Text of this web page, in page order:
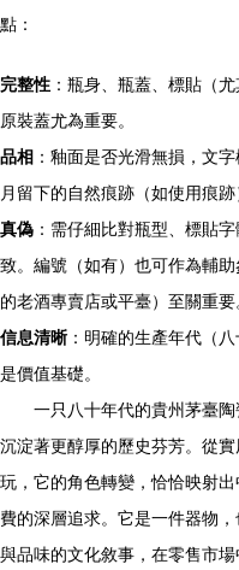
點：
完整性 ：瓶身、瓶蓋、標貼（
原裝蓋尤為重要。
品相 ：釉面是否光滑無損，文
月留下的自然痕跡（如使用痕跡
真偽 ：需仔細比對瓶型、標貼
致。編號（如有）也可作為輔
的老酒專賣店或平臺）至關重要
信息清晰：明確的生產年代（
是價值基礎。
一只八十年代的貴州茅臺
沉淀著更醇厚的歷史芬芳。從
玩，它的角色轉變，恰恰映射
費的深層追求。它是一件器物
與品味的文化敘事，在零售市場